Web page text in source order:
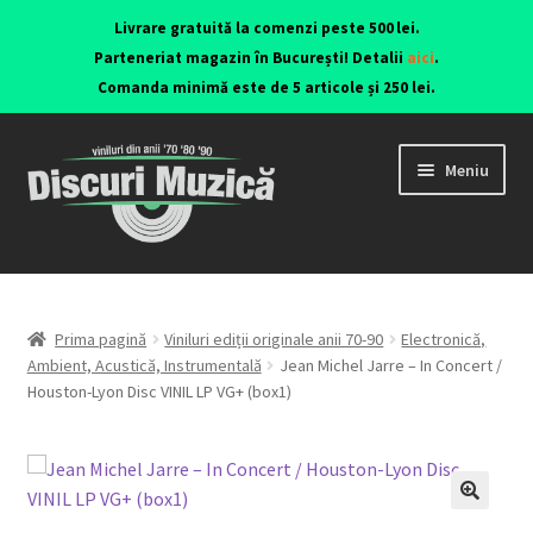
Livrare gratuită la comenzi peste 500 lei.
Parteneriat magazin în București! Detalii aici.
Comanda minimă este de 5 articole și 250 lei.
Meniu
Viniluri ediții originale anii 70-90
CD-uri originale
Contact
Prima pagină Viniluri ediții originale anii 70-90
Electronică,
Ambient, Acustică, Instrumentală
Jean Michel Jarre – In Concert /
Houston-Lyon Disc VINIL LP VG+ (box1)